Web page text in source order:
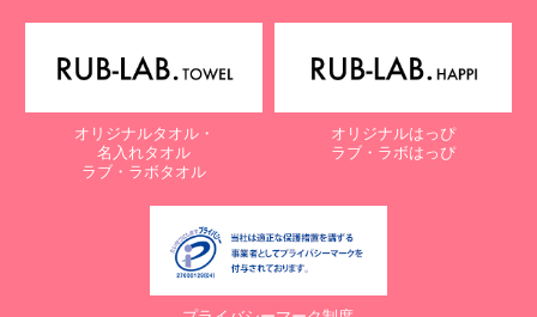
オリジナルタオル・
名入れタオル
ラブ・ラボタオル
オリジナルはっぴ
ラブ・ラボはっぴ